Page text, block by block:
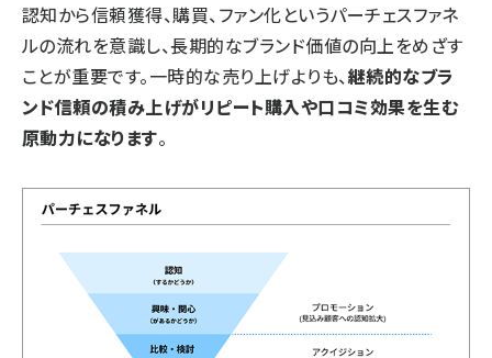
認知から信頼獲得、購買、ファン化というパーチェスファネ
ルの流れを意識し、長期的なブランド価値の向上をめざす
ことが重要です。一時的な売り上げよりも、継続的なブラ
ンド信頼の積み上げがリピート購入や口コミ効果を生む
原動力になります。